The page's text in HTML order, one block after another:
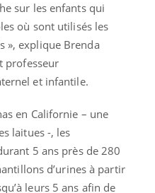
sur les enfants qui
où sont utilisés les
», explique Brenda
professeur
et infantile.
en Californie – une
laitues -, les
5 ans près de 280
d’urines à partir
leurs 5 ans afin de